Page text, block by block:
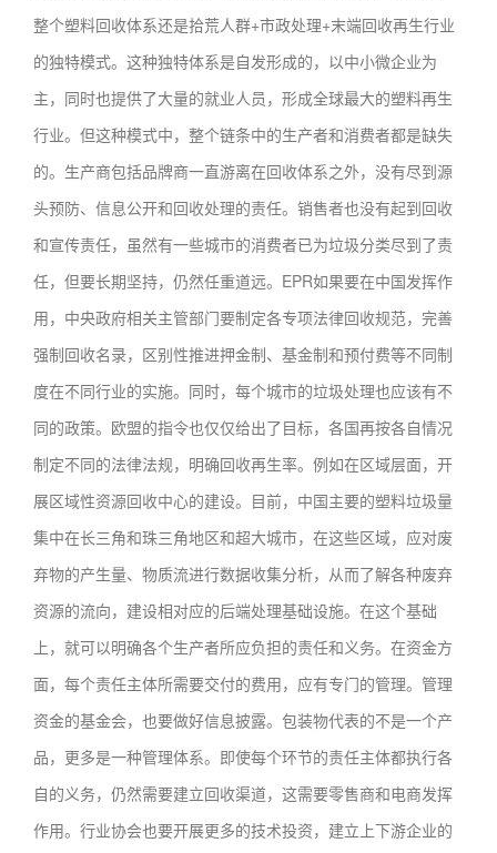
整个塑料回收体系还是拾荒人群+市政处理+末端回收再生行业
的独特模式。这种独特体系是自发形成的，以中小微企业为
主，同时也提供了大量的就业人员，形成全球最大的塑料再生
行业。但这种模式中，整个链条中的生产者和消费者都是缺失
的。生产商包括品牌商一直游离在回收体系之外，没有尽到源
头预防、信息公开和回收处理的责任。销售者也没有起到回收
和宣传责任，虽然有一些城市的消费者已为垃圾分类尽到了责
任，但要长期坚持，仍然任重道远。EPR如果要在中国发挥作
用，中央政府相关主管部门要制定各专项法律回收规范，完善
强制回收名录，区别性推进押金制、基金制和预付费等不同制
度在不同行业的实施。同时，每个城市的垃圾处理也应该有不
同的政策。欧盟的指令也仅仅给出了目标，各国再按各自情况
制定不同的法律法规，明确回收再生率。例如在区域层面，开
展区域性资源回收中心的建设。目前，中国主要的塑料垃圾量
集中在长三角和珠三角地区和超大城市，在这些区域，应对废
弃物的产生量、物质流进行数据收集分析，从而了解各种废弃
资源的流向，建设相对应的后端处理基础设施。在这个基础
上，就可以明确各个生产者所应负担的责任和义务。在资金方
面，每个责任主体所需要交付的费用，应有专门的管理。管理
资金的基金会，也要做好信息披露。包装物代表的不是一个产
品，更多是一种管理体系。即使每个环节的责任主体都执行各
自的义务，仍然需要建立回收渠道，这需要零售商和电商发挥
作用。行业协会也要开展更多的技术投资，建立上下游企业的